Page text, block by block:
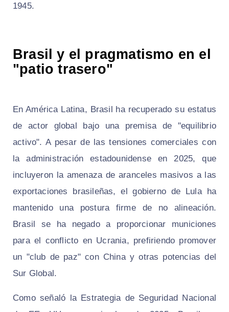
1945.
Brasil y el pragmatismo en el
"patio trasero"
En América Latina, Brasil ha recuperado su estatus
de actor global bajo una premisa de "equilibrio
activo". A pesar de las tensiones comerciales con
la administración estadounidense en 2025, que
incluyeron la amenaza de aranceles masivos a las
exportaciones brasileñas, el gobierno de Lula ha
mantenido una postura firme de no alineación.
Brasil se ha negado a proporcionar municiones
para el conflicto en Ucrania, prefiriendo promover
un "club de paz" con China y otras potencias del
Sur Global.
Como señaló la Estrategia de Seguridad Nacional